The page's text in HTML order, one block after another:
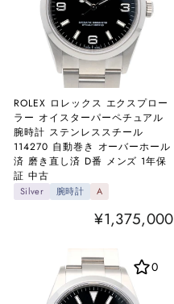
ROLEX ロレックス エクスプロー
ラー オイスターパーペチュアル
腕時計 ステンレススチール
114270 自動巻き オーバーホール
済 磨き直し済 D番 メンズ 1年保
証 中古
Silver 腕時計 A
¥1,375,000
0